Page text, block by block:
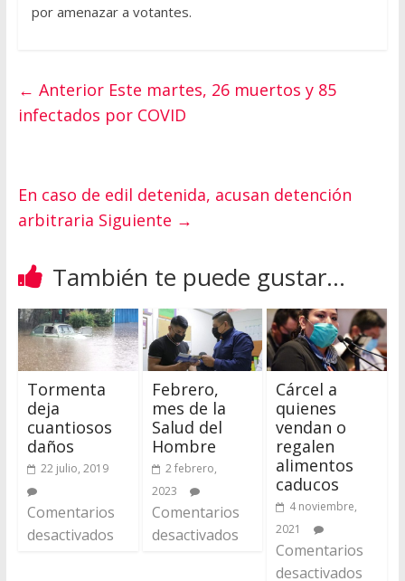
por amenazar a votantes.
← AnteriorEste martes, 26 muertos y 85
infectados por COVID
En caso de edil detenida, acusan detención
arbitraria Siguiente →
También te puede gustar...
Tormenta
deja
cuantiosos
daños
22 julio, 2019
Comentarios
desactivados
Febrero,
mes de la
Salud del
Hombre
2 febrero,
2023
Comentarios
desactivados
Cárcel a
quienes
vendan o
regalen
alimentos
caducos
4 noviembre,
2021
Comentarios
desactivados